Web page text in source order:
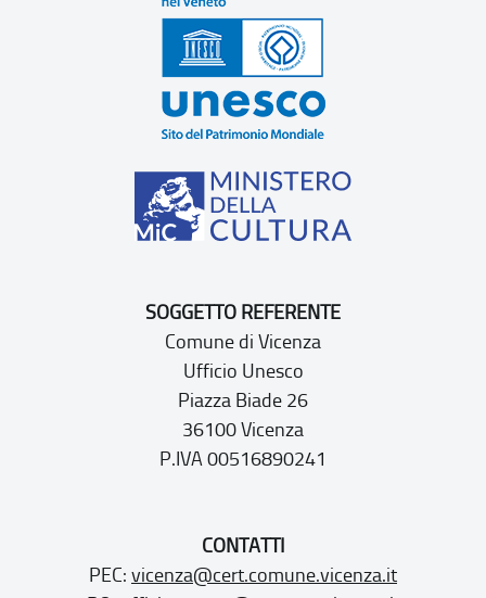
SOGGETTO REFERENTE
Comune di Vicenza
Ufficio Unesco
Piazza Biade 26
36100 Vicenza
P.IVA 00516890241
CONTATTI
PEC: vicenza@cert.comune.vicenza.it